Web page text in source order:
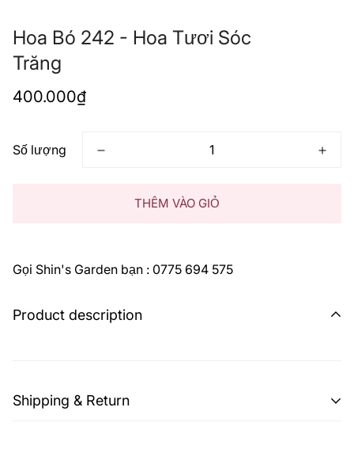
Hoa Bó 242 - Hoa Tươi Sóc
Trăng
Giá
400.000₫
Số lượng
THÊM VÀO GIỎ
Gọi Shin's Garden bạn : 0775 694 575
Product description
Shipping & Return